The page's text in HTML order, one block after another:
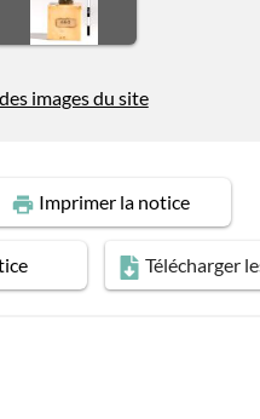
images du site
Imprimerla notice
Télécharger